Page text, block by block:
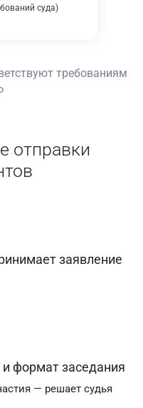
суда)
требованиям
отправки
заявление
формат заседания
— решает судья